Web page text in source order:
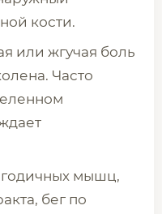
кости.
или жгучая боль
Часто
мышц,
бег по